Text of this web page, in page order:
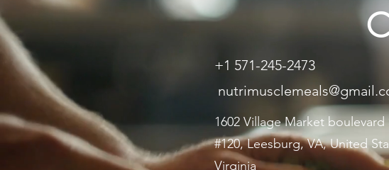
+1 571-245-2473
1602 Village Market boulevard
#120, Leesburg, VA, United
Virginia